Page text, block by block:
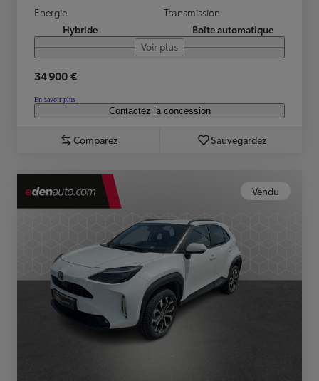
Energie
Hybride
Transmission
Boîte automatique
Voir plus
34 900 €
En savoir plus
Contactez la concession
Comparez Sauvegardez
Vendu